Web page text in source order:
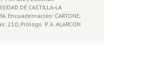
DE CASTILLA-LA
Encuadernación: CARTONE,
210, Prólogo: P. A. ALARCON